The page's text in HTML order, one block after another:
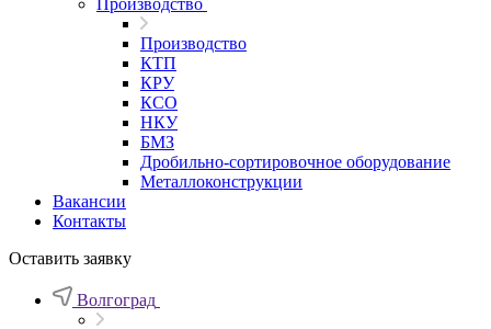
Производство
Производство
КТП
КРУ
КСО
НКУ
БМЗ
Дробильно-сортировочное оборудование
Металлоконструкции
Вакансии
Контакты
Оставить заявку
Волгоград